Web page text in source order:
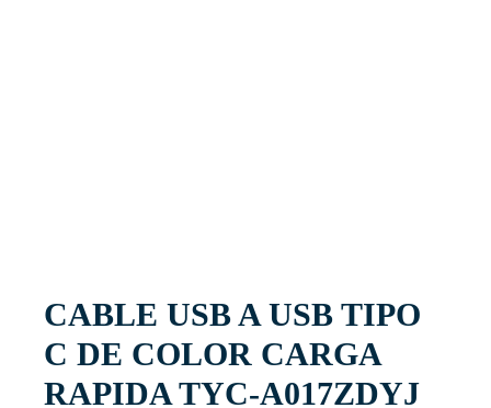
CABLE USB A USB TIPO
C DE COLOR CARGA
RAPIDA TYC-A017ZDYJ